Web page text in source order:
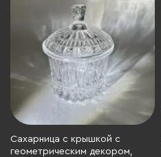
Сахарница с крышкой с
геометрическим декором,